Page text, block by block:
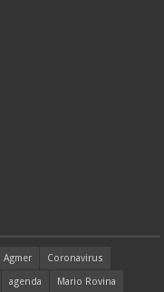
Agmer
Coronavirus
agenda
Mario Rovina